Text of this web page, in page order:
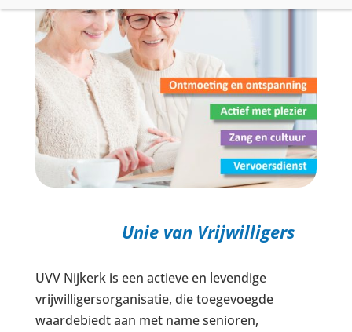
Unie van Vrijwilligers
UVV Nijkerk is een actieve en levendige
vrijwilligersorganisatie, die toegevoegde
waardebiedt aan met name senioren,